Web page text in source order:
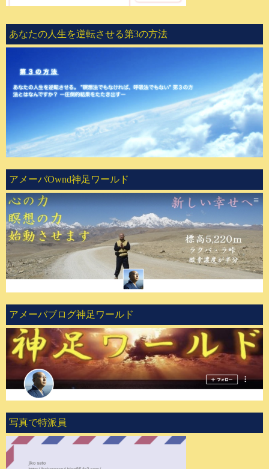
あなたの人生を逆転させる第3の方法
アメーバOwnd神足ワールド
アメーバブログ神足ワールド
写真で特派員